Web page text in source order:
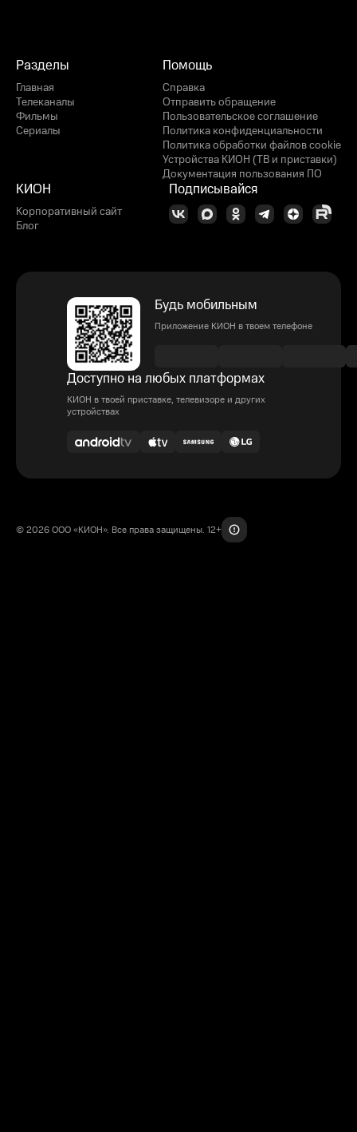
Разделы
Главная
Телеканалы
Фильмы
Сериалы
Помощь
Справка
Отправить обращение
Пользовательское соглашение
Политика конфиденциальности
Политика обработки файлов cookie
Устройства КИОН (ТВ и приставки)
Документация пользования ПО
КИОН
Корпоративный сайт
Блог
Подписывайся
Будь мобильным
Приложение КИОН в твоем телефоне
Доступно на любых платформах
КИОН в твоей приставке, телевизоре и других
устройствах
© 2026 ООО «КИОН». Все права защищены. 12+